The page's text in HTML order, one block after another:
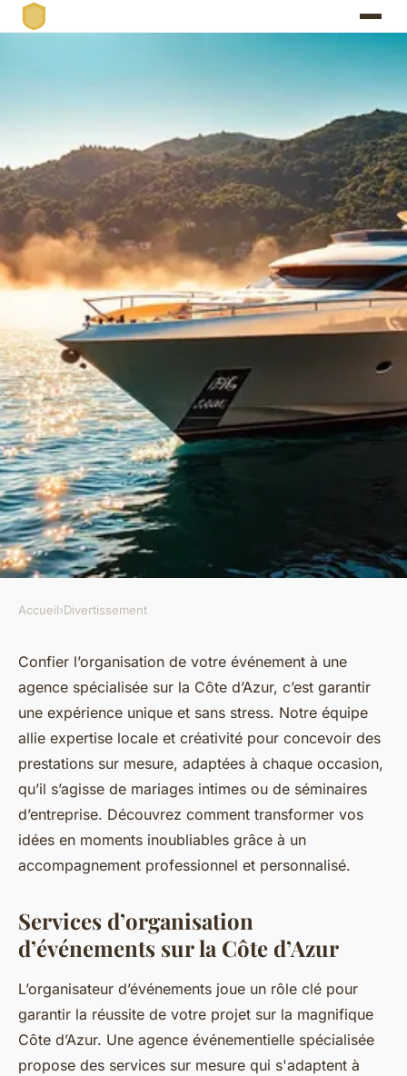
Organisez des événements
inoubliables avec notre
agence événementielle sur la
côte d'azur
Wassim•6 octobre 2025•8 min de lecture
Accueil›Divertissement
Confier l’organisation de votre événement à une
agence spécialisée sur la Côte d’Azur, c’est garantir
une expérience unique et sans stress. Notre équipe
allie expertise locale et créativité pour concevoir des
prestations sur mesure, adaptées à chaque occasion,
qu’il s’agisse de mariages intimes ou de séminaires
d’entreprise. Découvrez comment transformer vos
idées en moments inoubliables grâce à un
accompagnement professionnel et personnalisé.
Services d’organisation
d’événements sur la Côte d’Azur
L’organisateur d’événements joue un rôle clé pour
garantir la réussite de votre projet sur la magnifique
Côte d’Azur. Une agence événementielle spécialisée
propose des services sur mesure qui s'adaptent à